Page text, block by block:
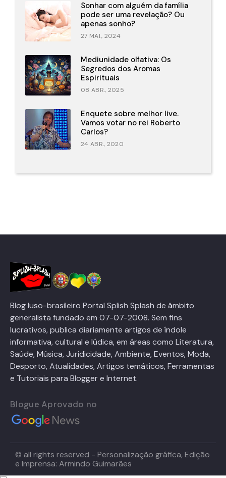
Sonhar com alguém da família
pode ser uma revelação? Ou
apenas sonho?
27 MAI., 2024
Mediunidade olfativa: Os
Segredos dos Aromas
Espirituais
08 ABR., 2025
Enquete sobre melhor live.
Vamos votar no rei Roberto
Carlos?
24 ABR., 2020
Blog luso-brasileiro Portal Splish Splash de âmbito
generalista fundado em 07-07-2008. Sem fins
lucrativos, publica diariamente artigos de índole
informativa, cultural e lúdica, em áreas como Literatura,
Saúde, Música, Juridicidade, Ambiente, Eventos, Moda,
Desporto, Atualidades, Artigos temáticos, Ferramentas
e Tutoriais para Blogger e Internet.
Blogue Aprovado no
© all rights reserved - Personalização gráfica, Edição
e Imprensa: Armindo Guimarães